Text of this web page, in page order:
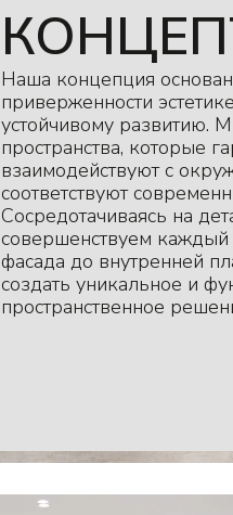
Наша концепция
приверженности
устойчивому развитию.
пространства, которые
взаимодействуют с
соответствуют
Сосредотачиваясь на
совершенствуем
фасада до внутренней
создать уникальное и
пространственное